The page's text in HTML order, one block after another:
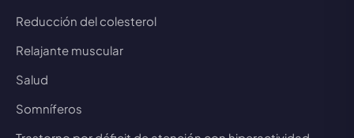
Reducción del colesterol
Relajante muscular
Salud
Somníferos